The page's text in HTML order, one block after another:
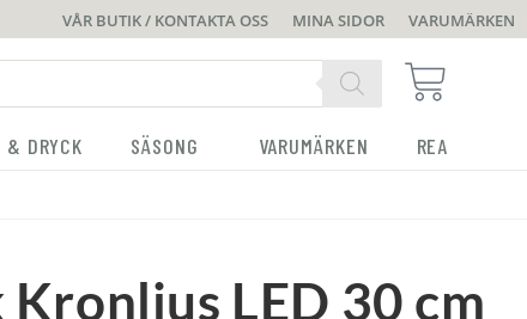
VÅR BUTIK / KONTAKTA OSS MINA SIDOR VARUMÄRKEN
& DRYCK SÄSONG VARUMÄRKEN REA
LED 30 cm